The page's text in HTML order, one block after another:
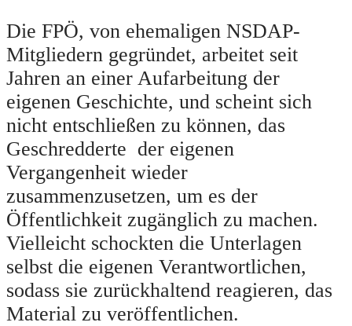
Die FPÖ, von ehemaligen NSDAP-
Mitgliedern gegründet, arbeitet seit
Jahren an einer Aufarbeitung der
eigenen Geschichte, und scheint sich
nicht entschließen zu können, das
Geschredderte der eigenen
Vergangenheit wieder
zusammenzusetzen, um es der
Öffentlichkeit zugänglich zu machen.
Vielleicht schockten die Unterlagen
selbst die eigenen Verantwortlichen,
sodass sie zurückhaltend reagieren, das
Material zu veröffentlichen.